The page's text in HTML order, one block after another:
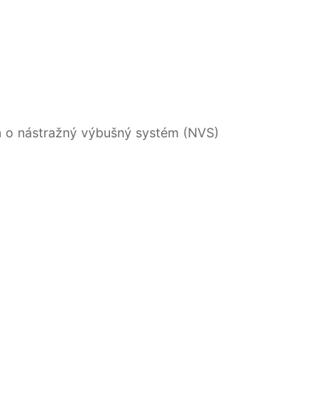
nástražný výbušný systém (NVS)